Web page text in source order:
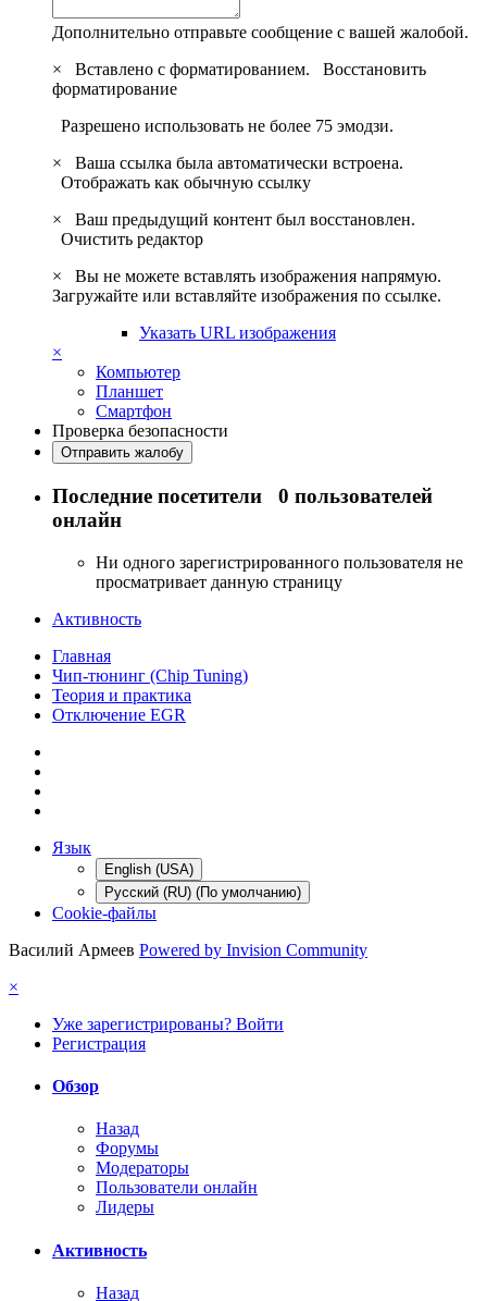
Дополнительно отправьте сообщение с вашей жалобой.
×
Вставлено с форматированием. Восстановить
форматирование
Разрешено использовать не более 75 эмодзи.
×
Ваша ссылка была автоматически встроена.
Отображать как обычную ссылку
×
Ваш предыдущий контент был восстановлен.
Очистить редактор
×
Вы не можете вставлять изображения напрямую.
Загружайте или вставляйте изображения по ссылке.
Указать URL изображения
×
Компьютер
Планшет
Смартфон
Проверка безопасности
Отправить жалобу
Последние посетители 0 пользователей
онлайн
Ни одного зарегистрированного пользователя не
просматривает данную страницу
Активность
Главная
Чип-тюнинг (Chip Tuning)
Теория и практика
Отключение EGR
Язык
English (USA)
Русский (RU) (По умолчанию)
Cookie-файлы
Василий Армеев Powered by Invision Community
×
Уже зарегистрированы? Войти
Регистрация
Обзор
Назад
Форумы
Модераторы
Пользователи онлайн
Лидеры
Активность
Назад